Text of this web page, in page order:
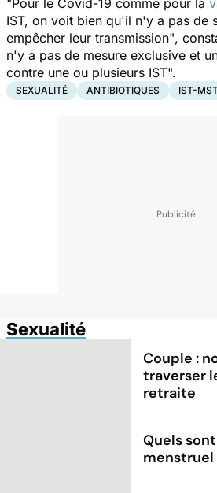
IST, on voit bien qu'il n'y a pas de
empêcher leur transmission",
n'y a pas de mesure exclusive et
contre une ou plusieurs IST".
SEXUALITÉ ANTIBIOTIQUES IST-
Sexualité
Couple :
traverser
retraite
Quels
menstruel